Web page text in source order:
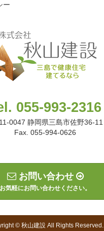
ー
055-993-2316
0047 静岡県三島市佐野36-11
Fax. 055-994-0626
お問い合わせ
お気軽にお問い合わせください。
© 秋山建設 All Rights Reserved.